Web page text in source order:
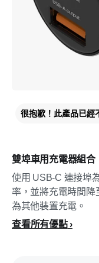
雙埠車用充電器組合
使用 USB-C 連接埠
率，並將充電時間降
為其他裝置充電。
查看所有優點
很抱歉！此產品已經